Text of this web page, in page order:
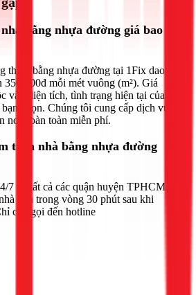
bằng nhựa đường giá bao
thấm bằng nhựa đường tại 1Fix dao
350.000đ mỗi mét vuông (m²). Giá
vào diện tích, tình trạng hiện tại của
chọn. Chúng tôi cung cấp dịch vụ
nơi hoàn toàn miễn phí.
trần nhà bằng nhựa đường
7 tại tất cả các quận huyện TPHCM,
bạn trong vòng 30 phút sau khi
cần gọi đến hotline